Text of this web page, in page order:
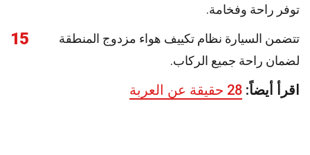
توفر راحة وفخامة.
15
تتضمن السيارة نظام تكييف هواء مزدوج المنطقة
لضمان راحة جميع الركاب.
اقرأ أيضاً: 28 حقيقة عن العربة